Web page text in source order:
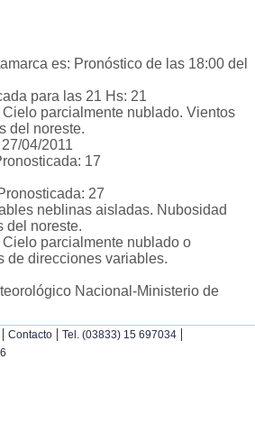
es: Pronóstico de las 18:00 del
para las 21 Hs: 21
parcialmente nublado. Vientos
del noreste.
04/2011
17
27
neblinas aisladas. Nubosidad
del noreste.
parcialmente nublado o
de direcciones variables.
Nacional-Ministerio de
| Contacto | Tel. (03833) 15 697034 |